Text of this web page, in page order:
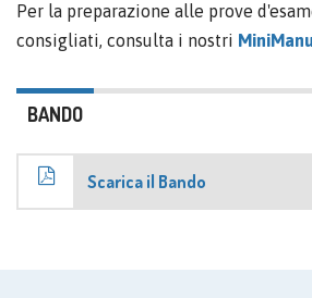
Per la preparazione alle prove
consigliati, consulta i nostri
BANDO
Scarica il Bando